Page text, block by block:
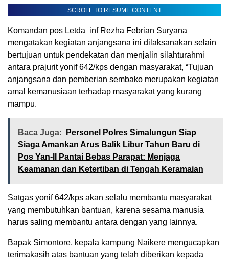
SCROLL TO RESUME CONTENT
Komandan pos Letda inf Rezha Febrian Suryana
mengatakan kegiatan anjangsana ini dilaksanakan selain
bertujuan untuk pendekatan dan menjalin silahturahmi
antara prajurit yonif 642/kps dengan masyarakat, “Tujuan
anjangsana dan pemberian sembako merupakan kegiatan
amal kemanusiaan terhadap masyarakat yang kurang
mampu.
Baca Juga:
Personel Polres Simalungun Siap
Siaga Amankan Arus Balik Libur Tahun Baru di
Pos Yan-II Pantai Bebas Parapat: Menjaga
Keamanan dan Ketertiban di Tengah Keramaian
Satgas yonif 642/kps akan selalu membantu masyarakat
yang membutuhkan bantuan, karena sesama manusia
harus saling membantu antara dengan yang lainnya.
Bapak Simontore, kepala kampung Naikere mengucapkan
terimakasih atas bantuan yang telah diberikan kepada